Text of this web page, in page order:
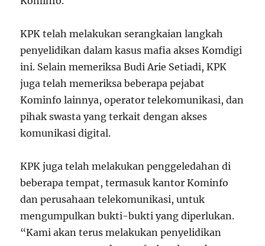
KPK telah melakukan serangkaian langkah
penyelidikan dalam kasus mafia akses Komdigi
ini. Selain memeriksa Budi Arie Setiadi, KPK
juga telah memeriksa beberapa pejabat
Kominfo lainnya, operator telekomunikasi, dan
pihak swasta yang terkait dengan akses
komunikasi digital.
KPK juga telah melakukan penggeledahan di
beberapa tempat, termasuk kantor Kominfo
dan perusahaan telekomunikasi, untuk
mengumpulkan bukti-bukti yang diperlukan.
“Kami akan terus melakukan penyelidikan